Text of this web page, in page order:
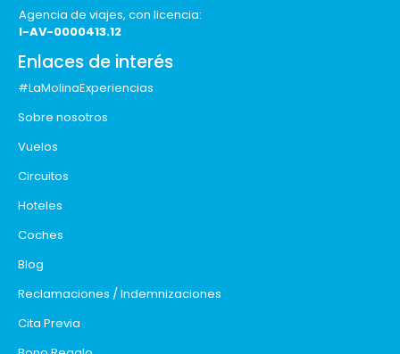
Agencia de viajes, con licencia:
I-AV-0000413.12
Enlaces de interés
#LaMolinaExperiencias
Sobre nosotros
Vuelos
Circuitos
Hoteles
Coches
Blog
Reclamaciones / Indemnizaciones
Cita Previa